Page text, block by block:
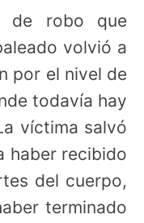
de robo que
volvió a
por el nivel de
todavía hay
víctima salvó
haber recibido
del cuerpo,
terminado